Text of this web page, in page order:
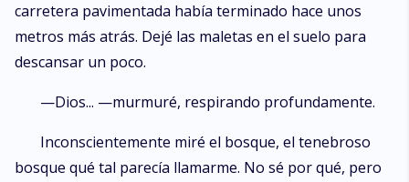
carretera pavimentada había terminado hace unos
metros más atrás. Dejé las maletas en el suelo para
descansar un poco.
—Dios... —murmuré, respirando profundamente.
Inconscientemente miré el bosque, el tenebroso
bosque qué tal parecía llamarme. No sé por qué, pero